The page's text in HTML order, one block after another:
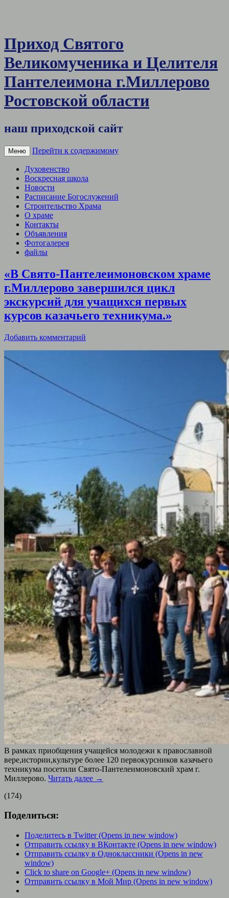
Приход Святого
Великомученика и Целителя
Пантелеимона г.Миллерово
Ростовской области
наш приходской сайт
Меню Перейти к содержимому
Духовенство
Воскресная школа
Новости
Расписание Богослужений
Строительство Храма
О храме
Контакты
Объявления
Фотогалерея
файлы
«В Свято-Пантелеимоновском храме
г.Миллерово завершился цикл
экскурсий для учащихся первых
курсов казачьего техникума.»
Добавить комментарий
В рамках приобщения учащейся молодежи к православной
вере,истории,культуре более 120 первокурсников казачьего
техникума посетили Свято-Пантелеимоновский храм г.
Миллерово. Читать далее →
(174)
Поделиться:
Поделитесь в Twitter (Opens in new window)
Отправить ссылку в ВКонтакте (Opens in new window)
Отправить ссылку в Одноклассники (Opens in new
window)
Click to share on Google+ (Opens in new window)
Отправить ссылку в Мой Мир (Opens in new window)